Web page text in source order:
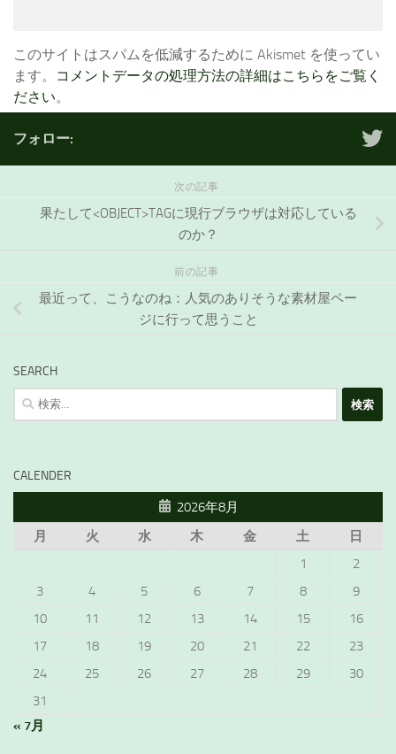
このサイトはスパムを低減するために Akismet を使ってい
ます。
コメントデータの処理方法の詳細はこちらをご覧く
ださい。
フォロー:
次の記事
果たして<OBJECT>TAGに現行ブラウザは対応している
のか？
前の記事
最近って、こうなのね：人気のありそうな素材屋ペー
ジに行って思うこと
SEARCH
検
索:
CALENDER
2026年8月
月
火 水 木 金 土
日
1
2
3
4 5 6 7 8
9
10
11 12 13 14 15
16
17
18 19 20 21 22
23
24
25 26 27 28 29
30
31
« 7月